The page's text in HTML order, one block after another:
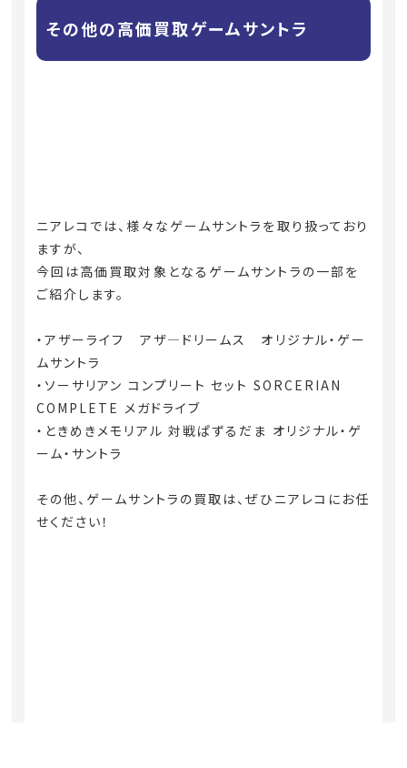
その他の高価買取ゲームサントラ
ニアレコでは、様々なゲームサントラを取り扱っており
ますが、
今回は高価買取対象となるゲームサントラの一部を
ご紹介します。
・アザーライフ アザ―ドリームス オリジナル・ゲー
ムサントラ
・ソーサリアン コンプリート セット SORCERIAN
COMPLETE メガドライブ
・ときめきメモリアル 対戦ぱずるだま オリジナル・ゲ
ーム・サントラ
その他、ゲームサントラの買取は、ぜひニアレコにお任
せください！